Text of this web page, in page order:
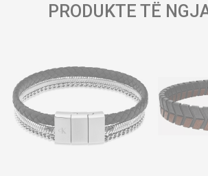
PRODUKTE TË